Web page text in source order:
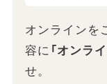
オンラインを
容に 「オンラ
せ。